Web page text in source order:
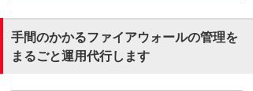
手間のかかるファイアウォールの管理を
まるごと運用代行します